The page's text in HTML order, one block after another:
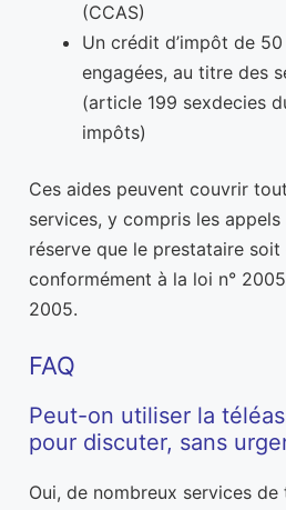
(CCAS)
Un crédit d’impôt de
engagées, au titre des
(article 199 sexdecies
impôts)
Ces aides peuvent couvrir
services, y compris les
réserve que le prestataire
conformément à la loi n°
2005.
FAQ
Peut-on utiliser la
pour discuter, sans
Oui, de nombreux services de